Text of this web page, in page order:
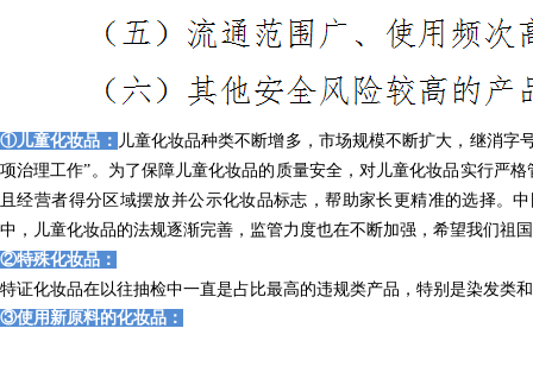
①儿童化妆品： 儿童化妆品种类不断增多，市场规模不断扩大，继消字
项治理工作”。为了保障儿童化妆品的质量安全，对儿童化妆品实行严
且经营者得分区域摆放并公示化妆品标志，帮助家长更精准的选择。
中，儿童化妆品的法规逐渐完善，监管力度也在不断加强，希望我们祖
②特殊化妆品：
特证化妆品在以往抽检中一直是占比最高的违规类产品，特别是染发类
③使用新原料的化妆品：